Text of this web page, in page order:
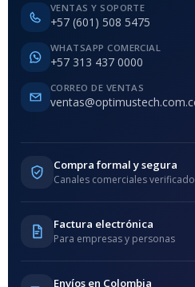
VENTAS Y SOPORTE
+57 (601) 508 5475
WHATSAPP COMERCIAL
+57 313 437 0000
CORREO DE VENTAS
Compra formal y segura
Canales comerciales
Factura electrónica
Para empresas y personas
Envíos en Colombia